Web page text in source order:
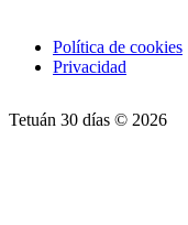
Política de cookies
Privacidad
Tetuán 30 días © 2026